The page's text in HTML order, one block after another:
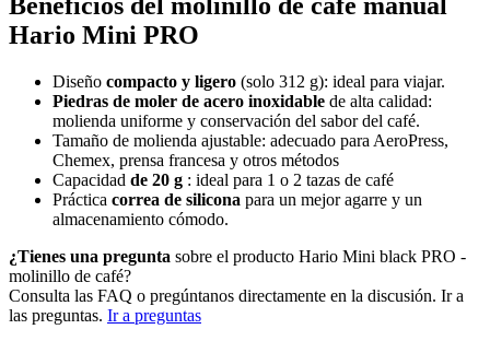
Hario Mini PRO
Diseño compacto y ligero (solo 312 g): ideal para viajar.
Piedras de moler de acero inoxidable de alta calidad:
molienda uniforme y conservación del sabor del café.
Tamaño de molienda ajustable: adecuado para AeroPress,
Chemex, prensa francesa y otros métodos
Capacidad de 20 g : ideal para 1 o 2 tazas de café
Práctica correa de silicona para un mejor agarre y un
almacenamiento cómodo.
¿Tienes una pregunta sobre el producto Hario Mini black PRO -
molinillo de café?
Consulta las FAQ o pregúntanos directamente en la discusión. Ir a
las preguntas. Ir a preguntas